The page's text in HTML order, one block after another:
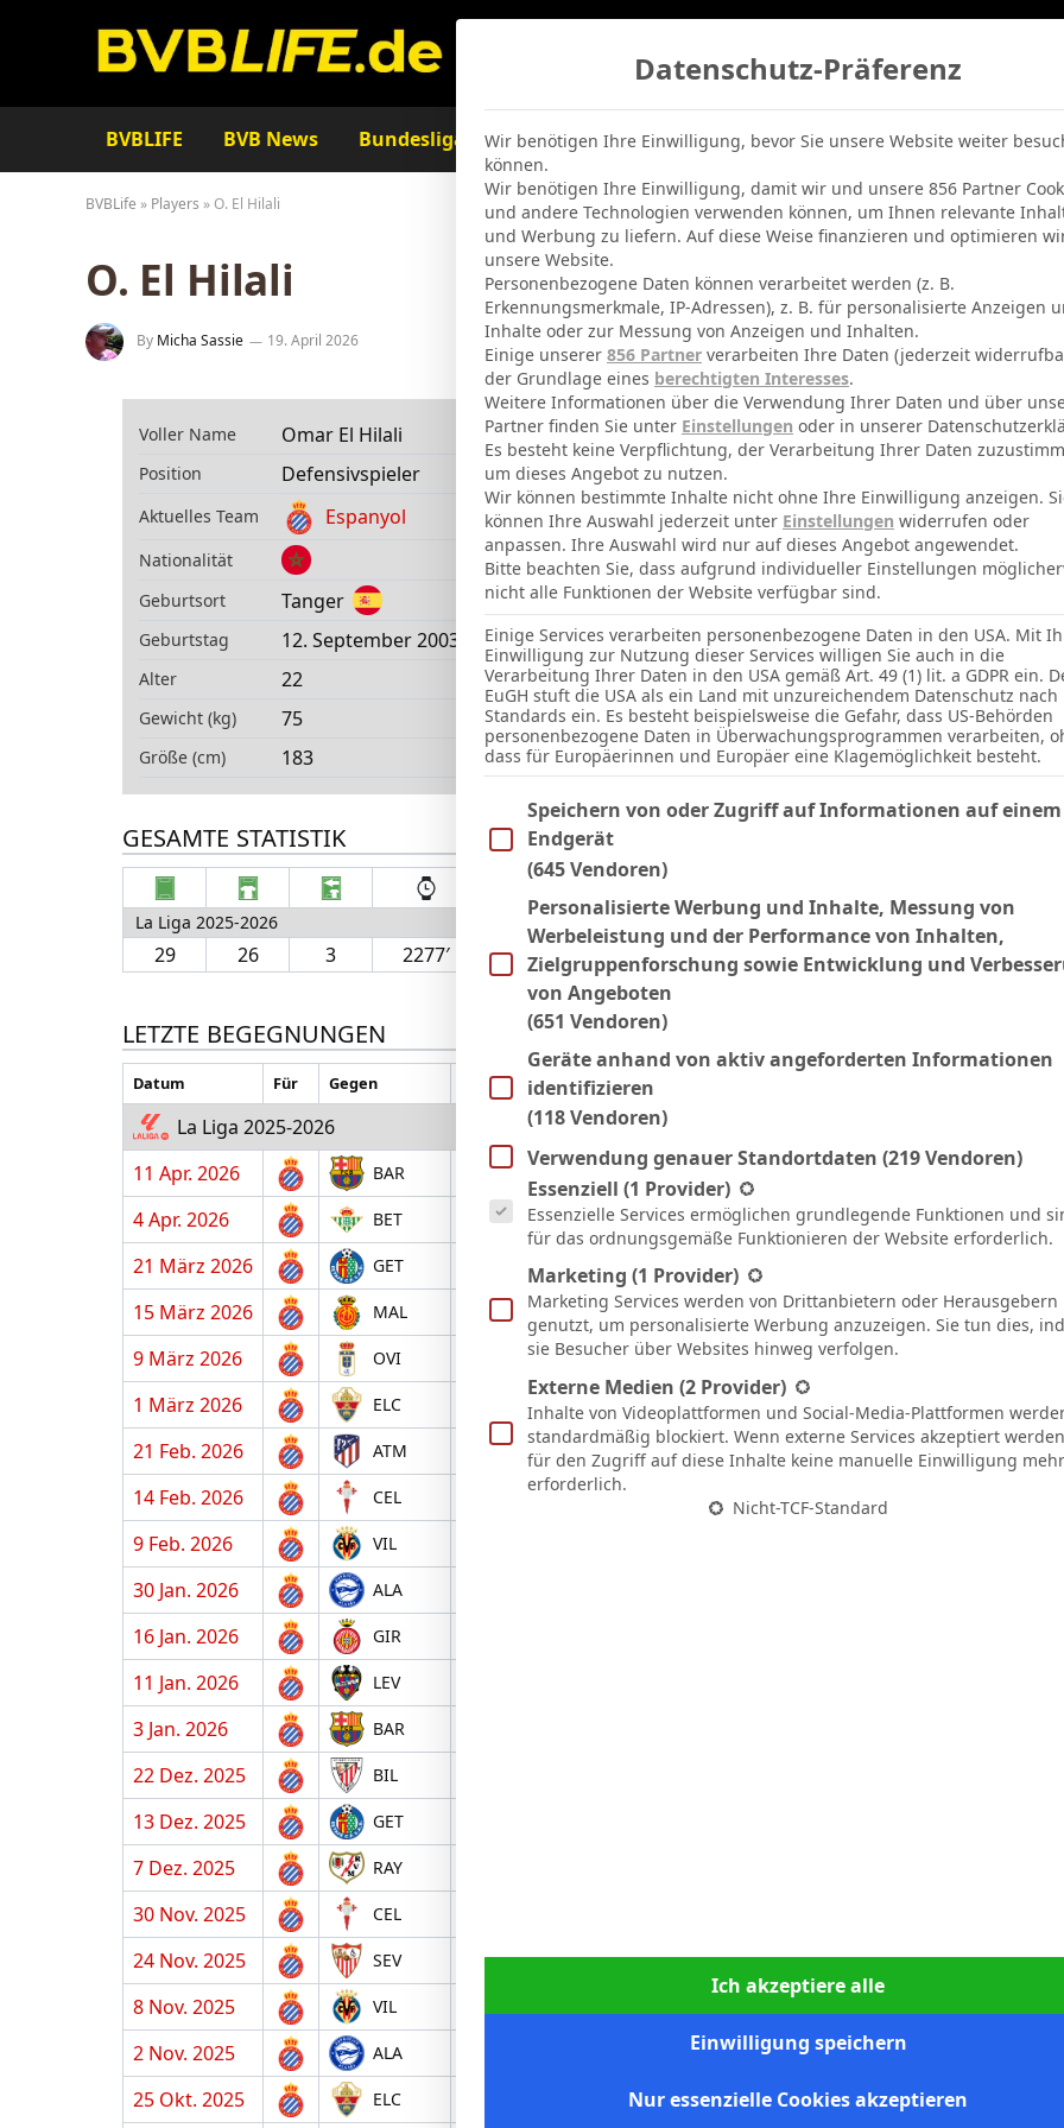
BVBLIFE BVB News Bundesliga Tabelle Champions League BVB-Netradio
BVBLife » Players »O. El Hilali
O. El Hilali
By Micha Sassie 19. April 2026
Voller Name Omar El Hilali
Position Defensivspieler
Aktuelles Team Espanyol
Nationalität
Geburtsort
Tanger
Geburtstag 12. September 2003
Alter 22
Gewicht (kg) 75
Größe (cm) 183
GESAMTE STATISTIK
La Liga 2025-2026
29 26 3 2277′ 2
LETZTE BEGEGNUNGEN
Datum Für Gegen Ergebnis
La Liga 2025-2026
11 Apr. 2026
BAR A N 4:1
90`
4 Apr. 2026
BET A U 0:0
90`
21 März 2026
GET N 1:2
65`
15 März 2026
MAL A N 2:1
90`
9 März 2026
OVI U 1:1
90`
1 März 2026
ELC U 2:2
90`
21 Feb. 2026
ATM A N 4:2
90`
14 Feb. 2026
CEL U 2:2
9 Feb. 2026
VIL
30 Jan. 2026
ALA
16 Jan. 2026
GIR
11 Jan. 2026
LEV
3 Jan. 2026
BAR
22 Dez. 2025
BIL
13 Dez. 2025
GET
7 Dez. 2025
RAY
30 Nov. 2025
CEL
24 Nov. 2025
SEV H S 2:1
90`
8 Nov. 2025
VIL
2 Nov. 2025
ALA
20`
25 Okt. 2025
ELC
8`
Datenschutz-Präferenz
Wir benötigen Ihre Einwilligung, bevor Sie unsere Website weiter
können.
Wir benötigen Ihre Einwilligung, damit wir und unsere 856 Partner
und andere Technologien verwenden können, um Ihnen relevante
und Werbung zu liefern. Auf diese Weise finanzieren und optimieren
unsere Website.
Personenbezogene Daten können verarbeitet werden (z. B.
Erkennungsmerkmale, IP-Adressen), z. B. für personalisierte Anzeigen
Inhalte oder zur Messung von Anzeigen und Inhalten.
Einige unserer 856 Partner verarbeiten Ihre Daten (jederzeit
der Grundlage eines berechtigten Interesses.
Weitere Informationen über die Verwendung Ihrer Daten und über
Partner finden Sie unter Einstellungen oder in unserer
Es besteht keine Verpflichtung, der Verarbeitung Ihrer Daten
um dieses Angebot zu nutzen.
Wir können bestimmte Inhalte nicht ohne Ihre Einwilligung anzeigen.
können Ihre Auswahl jederzeit unter Einstellungen widerrufen oder
anpassen. Ihre Auswahl wird nur auf dieses Angebot angewendet.
Bitte beachten Sie, dass aufgrund individueller Einstellungen
nicht alle Funktionen der Website verfügbar sind.
Einige Services verarbeiten personenbezogene Daten in den USA. Mit
Einwilligung zur Nutzung dieser Services willigen Sie auch in die
Verarbeitung Ihrer Daten in den USA gemäß Art. 49 (1) lit. a GDPR ein.
EuGH stuft die USA als ein Land mit unzureichendem Datenschutz nach
Standards ein. Es besteht beispielsweise die Gefahr, dass US-Behörden
personenbezogene Daten in Überwachungsprogrammen verarbeiten,
dass für Europäerinnen und Europäer eine Klagemöglichkeit besteht.
Im Folgenden finden Sie eine Liste der Zwecke des IAB Transparency
Speichern von oder Zugriff auf Informationen auf einem
Endgerät
(645 Vendoren)
Personalisierte Werbung und Inhalte, Messung von
Werbeleistung und der Performance von Inhalten,
Zielgruppenforschung sowie Entwicklung und
von Angeboten
(651 Vendoren)
Geräte anhand von aktiv angeforderten Informationen
identifizieren
(118 Vendoren)
Verwendung genauer Standortdaten (219 Vendoren)
Es folgt eine Liste der Service-Gruppen, für die eine Einwilligung
Essenziell (1 Provider)
Essenzielle Services ermöglichen grundlegende Funktionen und
für das ordnungsgemäße Funktionieren der Website erforderlich.
Marketing (1 Provider)
Marketing Services werden von Drittanbietern oder Herausgebern
genutzt, um personalisierte Werbung anzuzeigen. Sie tun dies,
sie Besucher über Websites hinweg verfolgen.
Externe Medien (2 Provider)
Inhalte von Videoplattformen und Social-Media-Plattformen
standardmäßig blockiert. Wenn externe Services akzeptiert
für den Zugriff auf diese Inhalte keine manuelle Einwilligung mehr
erforderlich.
Nicht-TCF-Standard
Ich akzeptiere alle
Einwilligung speichern
Nur essenzielle Cookies akzeptieren